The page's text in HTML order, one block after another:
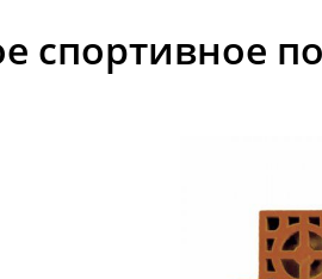
спортивное